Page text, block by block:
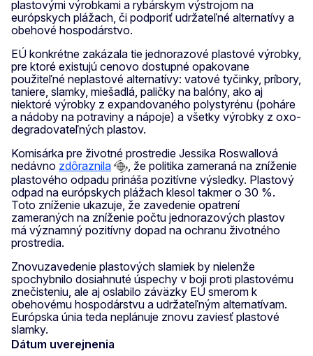
plastovými výrobkami a rybárskym výstrojom na
európskych plážach, či podporiť udržateľné alternatívy a
obehové hospodárstvo.
EÚ konkrétne zakázala tie jednorazové plastové výrobky,
pre ktoré existujú cenovo dostupné opakovane
použiteľné neplastové alternatívy: vatové tyčinky, príbory,
taniere, slamky, miešadlá, paličky na balóny, ako aj
niektoré výrobky z expandovaného polystyrénu (poháre
a nádoby na potraviny a nápoje) a všetky výrobky z oxo-
degradovateľných plastov.
Komisárka pre životné prostredie Jessika Roswallová
nedávno zdôraznila
, že politika zameraná na zníženie
plastového odpadu prináša pozitívne výsledky. Plastový
odpad na európskych plážach klesol takmer o 30 %.
Toto zníženie ukazuje, že zavedenie opatrení
zameraných na zníženie počtu jednorazových plastov
má významný pozitívny dopad na ochranu životného
prostredia.
Znovuzavedenie plastových slamiek by nielenže
spochybnilo dosiahnuté úspechy v boji proti plastovému
znečisteniu, ale aj oslabilo záväzky EÚ smerom k
obehovému hospodárstvu a udržateľným alternatívam.
Európska únia teda neplánuje znovu zaviesť plastové
slamky.
Dátum uverejnenia